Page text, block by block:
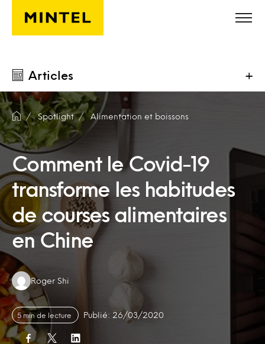
Skip to main content
Articles +
Spotlight Alimentation et boissons
Comment le Covid-19
transforme les habitudes
de courses alimentaires
en Chine
Authors:
Roger Shi
5 min de lecture Publié: 26/03/2020